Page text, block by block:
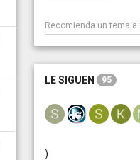
LE SIGUEN 95
)